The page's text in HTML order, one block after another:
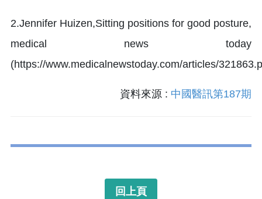
2.Jennifer Huizen,Sitting positions for good posture,
medical news today
(https://www.medicalnewstoday.com/articles/
資料來源 : 中國醫訊第187期
回上頁